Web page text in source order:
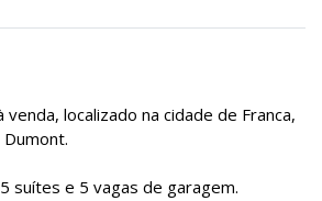
venda, localizado na cidade de Franca,
suítes e 5 vagas de garagem.